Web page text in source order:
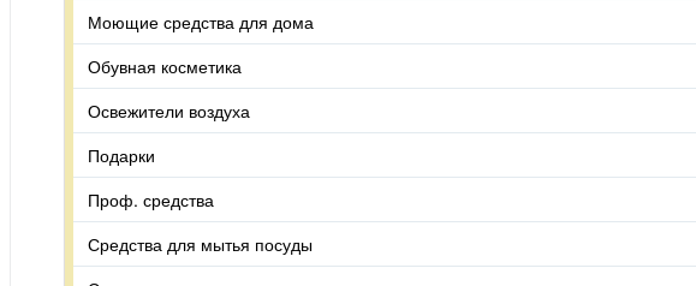
Моющие средства для дома
Обувная косметика
Освежители воздуха
Подарки
Проф. средства
Средства для мытья посуды